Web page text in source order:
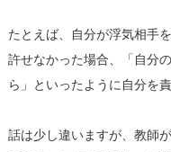
たとえば、自分が浮気相手
許せなかった場合、「自分
ら」といったように自分を
話は少し違いますが、教師